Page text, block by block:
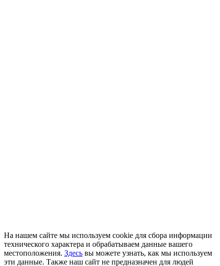
На нашем сайте мы используем cookie для сбора информации
технического характера и обрабатываем данные вашего
местоположения. Здесь вы можете узнать, как мы используем
эти данные. Также наш сайт не предназначен для людей